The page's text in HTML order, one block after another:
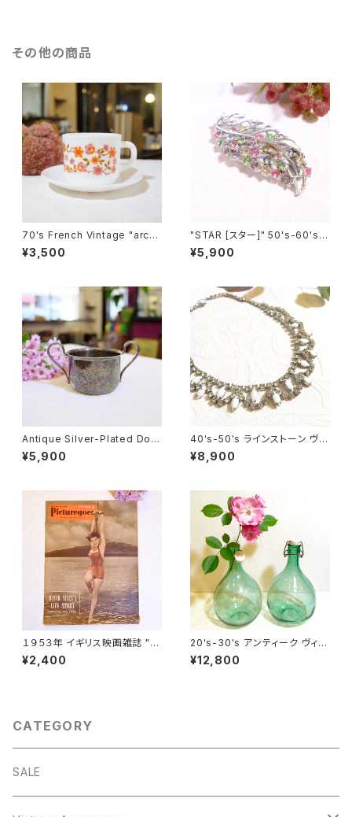
その他の商品
70's French Vintage "arco
pal [アルコパル]" Milk-Glass
Floral Design Cup&Saucer
¥3,500
"STAR [スター]" 50's-60's
マルチカラーラインストーン付き
葉っぱモチーフ ヴィンテージブ
¥5,900
Antique Silver-Plated Dou
¥5,900
40's-50's ラインストーン ヴィ
¥8,900
１９５３年 イギリス映画雑誌 " P
icturegoer " ６月２７日号 [OV
-23]
¥2,400
20's-30's アンティーク ヴィン
テージ 大きな陶器栓付きワイン
ボトル(３L）from フランス [GV-
¥12,800
CATEGORY
SALE